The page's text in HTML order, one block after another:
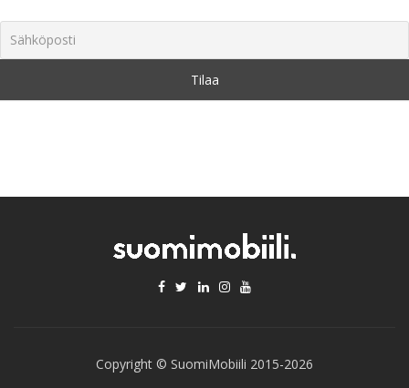
Copyright © SuomiMobiili 2015-2026